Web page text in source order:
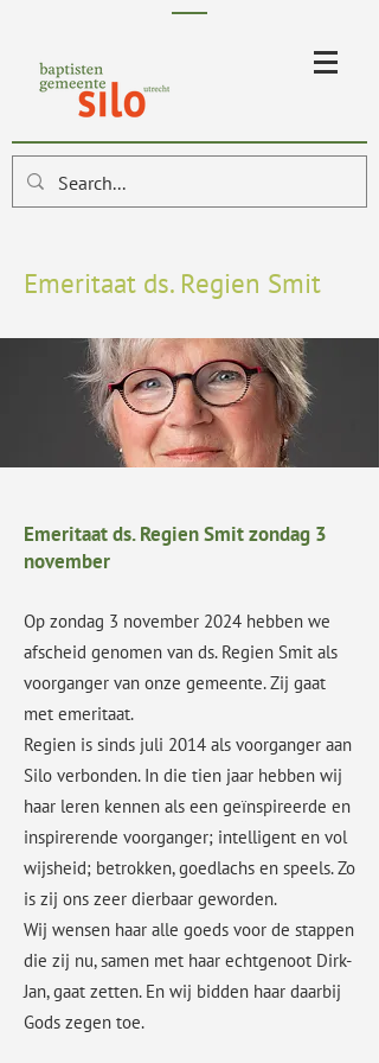
Emeritaat ds. Regien Smit
Emeritaat ds. Regien Smit zondag 3
november
Op zondag 3 november 2024 hebben we
afscheid genomen van ds. Regien Smit als
voorganger van onze gemeente. Zij gaat
met emeritaat.
Regien is sinds juli 2014 als voorganger aan
Silo verbonden. In die tien jaar hebben wij
haar leren kennen als een geïnspireerde en
inspirerende voorganger; intelligent en vol
wijsheid; betrokken, goedlachs en speels. Zo
is zij ons zeer dierbaar geworden.
Wij wensen haar alle goeds voor de stappen
die zij nu, samen met haar echtgenoot Dirk-
Jan, gaat zetten. En wij bidden haar daarbij
Gods zegen toe.